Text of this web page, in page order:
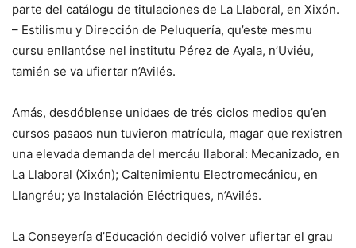
parte del catálogu de titulaciones de La Llaboral, en Xixón.
– Estilismu y Dirección de Peluquería, qu’este mesmu
cursu enllantóse nel institutu Pérez de Ayala, n’Uviéu,
tamién se va ufiertar n’Avilés.
Amás, desdóblense unidaes de trés ciclos medios qu’en
cursos pasaos nun tuvieron matrícula, magar que rexistren
una elevada demanda del mercáu llaboral: Mecanizado, en
La Llaboral (Xixón); Caltenimientu Electromecánicu, en
Llangréu; ya Instalación Eléctriques, n’Avilés.
La Conseyería d’Educación decidió volver ufiertar el grau